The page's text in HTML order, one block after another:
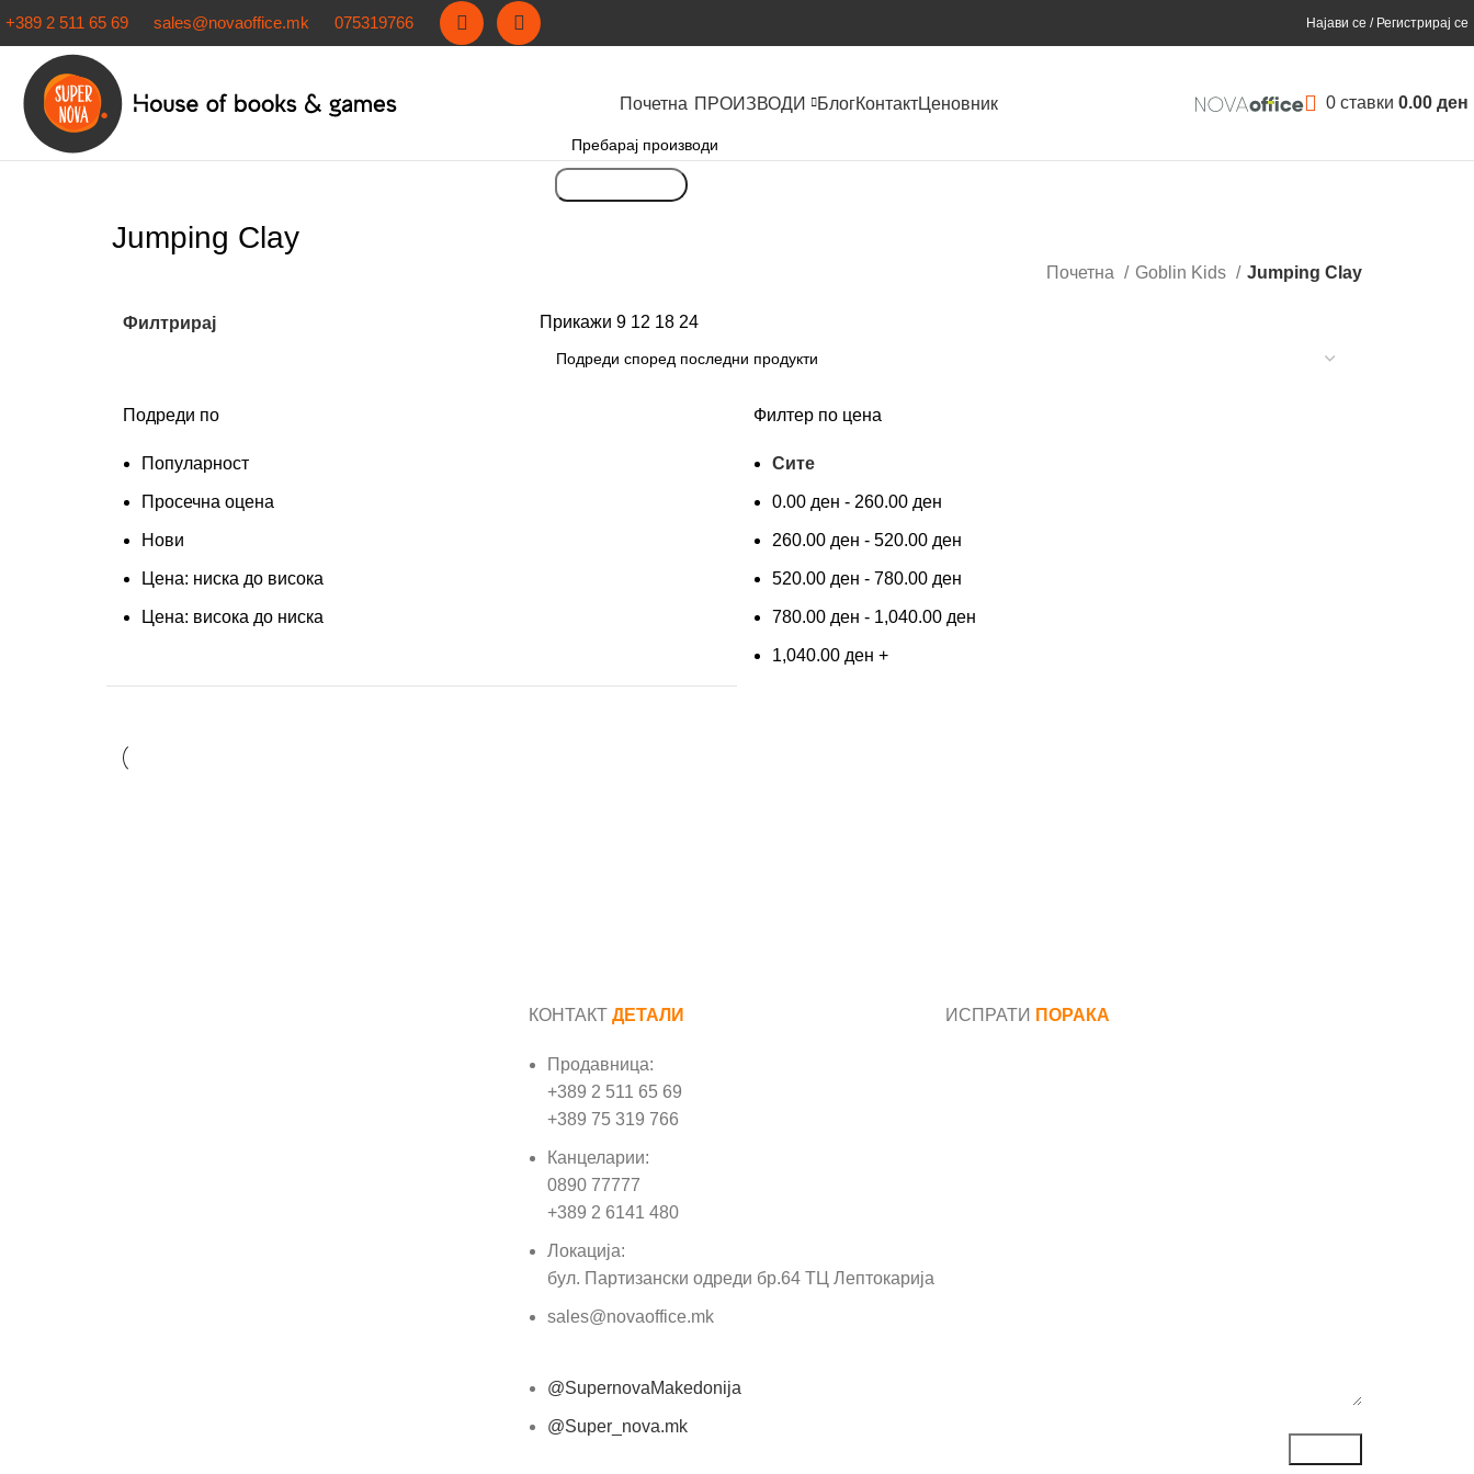
+389 2 511 65 69 sales@novaoffice.mk 075319766 Најави се / Регистрирај се
Почетна ПРОИЗВОДИ БлогКонтактЦеновник 0 ставки 0.00 ден
Jumping Clay
Почетна Goblin Kids Jumping Clay
Филтрирај Прикажи 9 12 18 24
Подреди по
Популарност
Просечна оцена
Нови
Цена: ниска до висока
Цена: висока до ниска
Филтер по цена
Сите
0.00 ден - 260.00 ден
260.00 ден - 520.00 ден
520.00 ден - 780.00 ден
780.00 ден - 1,040.00 ден
1,040.00 ден +
КОНТАКТ ДЕТАЛИ
Продавница:
+389 2 511 65 69
+389 75 319 766
Канцеларии:
0890 77777
+389 2 6141 480
Локација:
бул. Партизански одреди бр.64 ТЦ Лептокарија
sales@novaoffice.mk
@SupernovaMakedonija
@Super_nova.mk
ИСПРАТИ ПОРАКА